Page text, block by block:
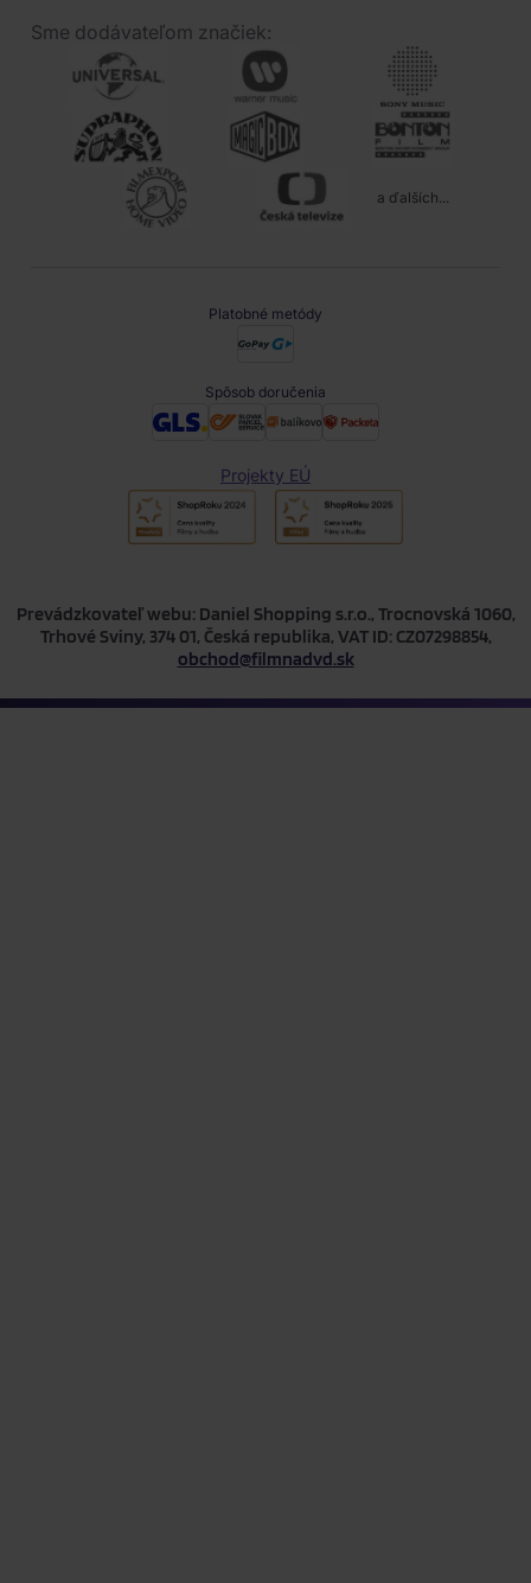
Sme dodávateľom značiek:
a ďalších...
Platobné metódy
Spôsob doručenia
Projekty EÚ
Prevádzkovateľ webu: Daniel Shopping s.r.o., Trocnovská 1060,
Trhové Sviny, 374 01, Česká republika, VAT ID: CZ07298854,
obchod@filmnadvd.sk